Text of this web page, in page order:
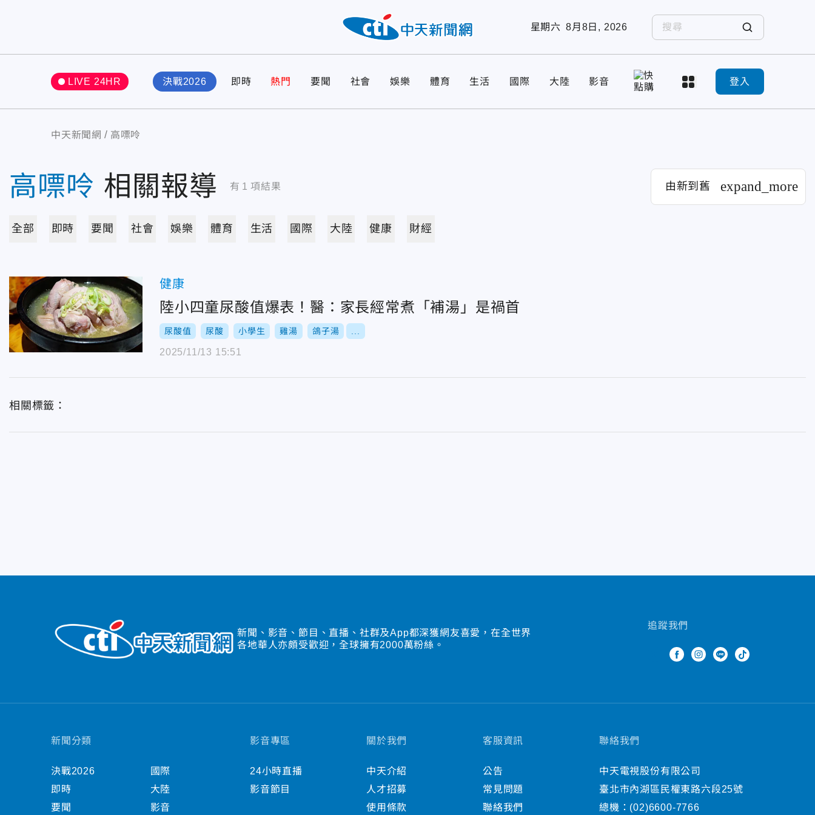
星期六 8月8日, 2026
LIVE 24HR 決戰2026 即時 熱門 要聞 社會 娛樂 體育 生活 國際 大陸 影音 登入
中天新聞網 高嘌呤
高嘌呤 相關報導 有 1 項結果 由新到舊 expand_more
全部 即時 要聞 社會 娛樂 體育 生活 國際 大陸 健康 財經
健康
陸小四童尿酸值爆表！醫：家長經常煮「補湯」是禍首
尿酸值 尿酸 小學生 雞湯 鴿子湯
2025/11/13 15:51
相關標籤：
新聞、影音、節目、直播、社群及App都深獲網友喜愛，在全世界
各地華人亦頗受歡迎，全球擁有2000萬粉絲。
追蹤我們
新聞分類
決戰2026
即時
要聞
國際
大陸
影音
影音專區
24小時直播
影音節目
關於我們
中天介紹
人才招募
使用條款
客服資訊
公告
常見問題
聯絡我們
聯絡我們
中天電視股份有限公司
臺北市內湖區民權東路六段25號
總機： (02)6600-7766